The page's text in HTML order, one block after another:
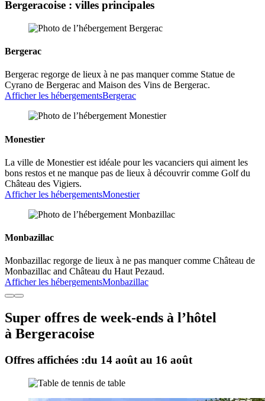
Bergeracoise : villes principales
Bergerac
Bergerac regorge de lieux à ne pas manquer comme Statue de
Cyrano de Bergerac and Maison des Vins de Bergerac.
Afficher les hébergementsBergerac
Monestier
La ville de Monestier est idéale pour les vacanciers qui aiment les
bons restos et ne manque pas de lieux à découvrir comme Golf du
Château des Vigiers.
Afficher les hébergementsMonestier
Monbazillac
Monbazillac regorge de lieux à ne pas manquer comme Château de
Monbazillac and Château du Haut Pezaud.
Afficher les hébergementsMonbazillac
Super offres de week-ends à l’hôtel
à Bergeracoise
Offres affichées :du 14 août au 16 août